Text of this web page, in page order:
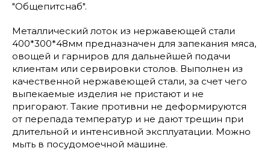
"Общепитснаб".
Металлический лоток из нержавеющей стали
400*300*48мм предназначен для запекания мяса,
овощей и гарниров для дальнейшей подачи
клиентам или сервировки столов. Выполнен из
качественной нержавеющей стали, за счет чего
выпекаемые изделия не пристают и не
пригорают. Такие противни не деформируются
от перепада температур и не дают трещин при
длительной и интенсивной эксплуатации. Можно
мыть в посудомоечной машине.